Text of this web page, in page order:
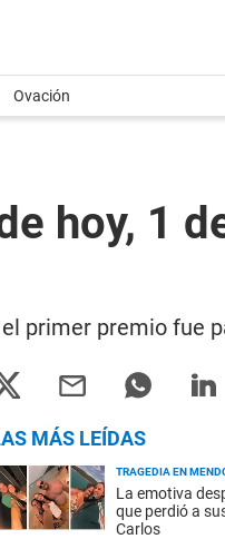
Ovación
hoy, 1
primer premio fue
MÁS LEÍDAS
TRAGEDIA EN
La emotiva
que perdió a
Carlos